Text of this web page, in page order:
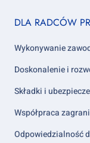
Footer
2
DLA RADCÓW
Wykonywanie
Doskonalenie i
Składki i
Współpraca
Odpowiedzialność